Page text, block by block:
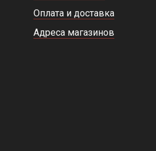
Оплата и доставка
Адреса магазинов